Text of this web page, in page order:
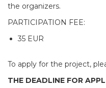
the organizers.
PARTICIPATION FEE:
35 EUR
To apply for the project,
THE DEADLINE FOR